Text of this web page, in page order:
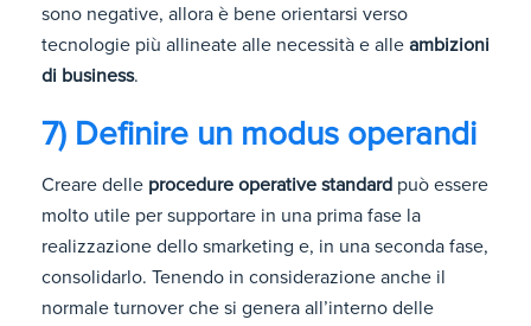
sono negative, allora è bene orientarsi verso
tecnologie più allineate alle necessità e alle ambizioni
di business.
7) Definire un modus operandi
Creare delle procedure operative standard può essere
molto utile per supportare in una prima fase la
realizzazione dello smarketing e, in una seconda fase,
consolidarlo. Tenendo in considerazione anche il
normale turnover che si genera all’interno delle